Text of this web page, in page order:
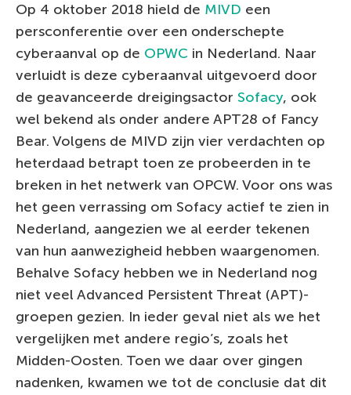
Op 4 oktober 2018 hield de MIVD een
persconferentie over een onderschepte
cyberaanval op de OPWC in Nederland. Naar
verluidt is deze cyberaanval uitgevoerd door
de geavanceerde dreigingsactor Sofacy, ook
wel bekend als onder andere APT28 of Fancy
Bear. Volgens de MIVD zijn vier verdachten op
heterdaad betrapt toen ze probeerden in te
breken in het netwerk van OPCW. Voor ons was
het geen verrassing om Sofacy actief te zien in
Nederland, aangezien we al eerder tekenen
van hun aanwezigheid hebben waargenomen.
Behalve Sofacy hebben we in Nederland nog
niet veel Advanced Persistent Threat (APT)-
groepen gezien. In ieder geval niet als we het
vergelijken met andere regio’s, zoals het
Midden-Oosten. Toen we daar over gingen
nadenken, kwamen we tot de conclusie dat dit